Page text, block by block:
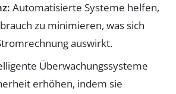
Automatisierte Systeme helfen,
zu minimieren, was sich
auswirkt.
Überwachungssysteme
erhöhen, indem sie